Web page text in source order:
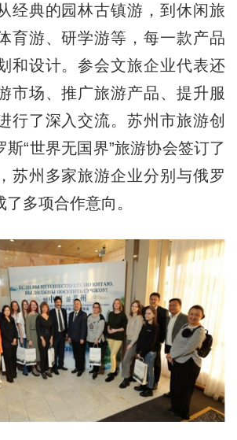
经典的园林古镇游，到休闲旅
育游、研学游等，每一款产品
和设计。参会文旅企业代表还
市场、推广旅游产品、提升服
行了深入交流。苏州市旅游创
斯“世界无国界”旅游协会签订了
苏州多家旅游企业分别与俄罗
多项合作意向。